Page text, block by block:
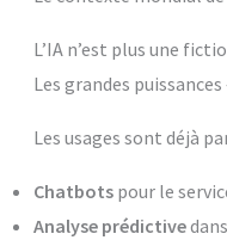
L’IA n’est plus une
Les grandes
Les usages sont déjà
Chatbotspour le
Analyse prédictive